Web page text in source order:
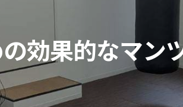
コース
へ 効果的なマン